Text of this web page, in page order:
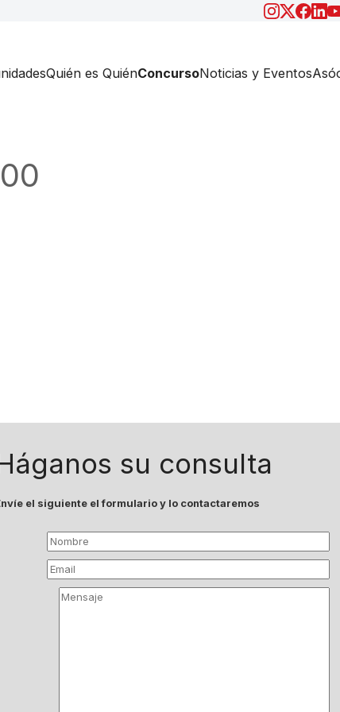
Quién es QuiénConcursoNoticias y Eventos
su consulta
el siguiente el formulario y lo contactaremos